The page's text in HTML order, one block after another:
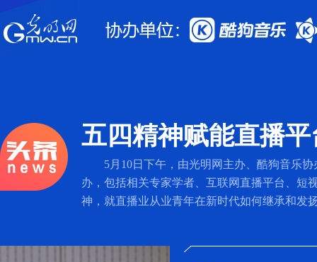
五四精神赋能直播
5月10日下午，由光明网主办、酷狗音乐
办，包括相关专家学者、互联网直播平台、短
神，就直播业从业青年在新时代如何继承和发